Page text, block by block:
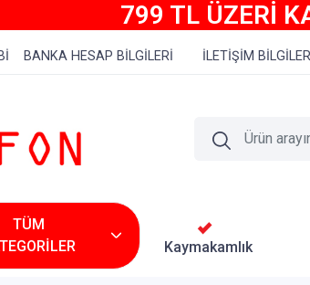
799 TL ÜZERİ
BANKA HESAP BİLGİLERİ İLETİŞİM
TÜM
Kaymakamlık